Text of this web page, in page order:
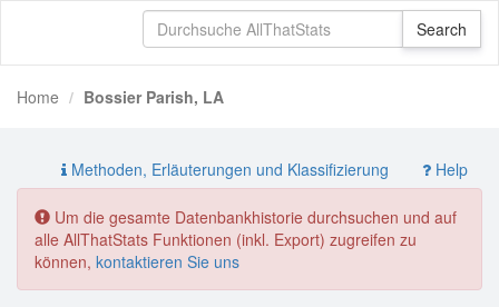
Home Bossier Parish, LA
Methoden, Erläuterungen und Klassifizierung Help
Um die gesamte Datenbankhistorie durchsuchen und auf
alle AllThatStats Funktionen (inkl. Export) zugreifen zu
können, kontaktieren Sie uns